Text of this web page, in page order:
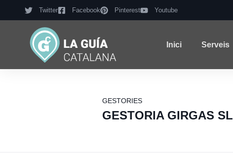
Twitter Facebook Pinterest Youtube
Inici Serveis
GESTORIES
GESTORIA GIRGAS SL